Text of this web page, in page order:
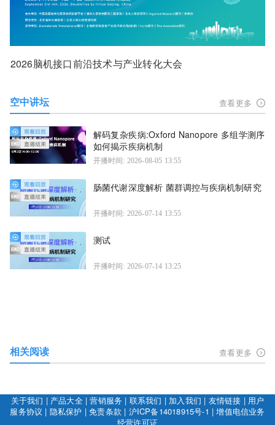
2026脑机接口前沿技术与产业转化大会
空中讲坛 查看更多
解码复杂疾病:Oxford Nanopore 多组学测序
如何揭示疾病机制
开播时间: 2026-08-05 13:55
肠菌代谢深度解析 菌群调控与疾病机制研究
开播时间: 2026-07-14 13:55
测试
开播时间: 2026-07-14 13:25
相关阅读 查看更多
关于我们 | 产品大全|营销服务 | 联系我们 | 加入我们 | 友情链接 | 用户
服务协议 | 隐私保护 |免责条款 | 沪ICP备14018915号-1 |增值电信业务
经营许可证